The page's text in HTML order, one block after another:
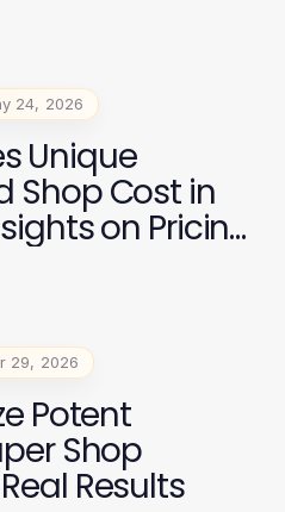
24, 2026
Unique
Shop Cost in
on Pricing
29, 2026
Potent
Shop
Results